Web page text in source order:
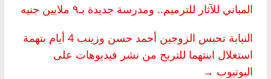
المباني للآثار للترميم.. ومدرسة جديدة بـ٩ ملايين جنيه
النيابة تحبس الزوجين أحمد حسن وزينب 4 أيام بتهمة
استغلال ابنتهما للتربح من نشر فيديوهات على
اليوتيوب →